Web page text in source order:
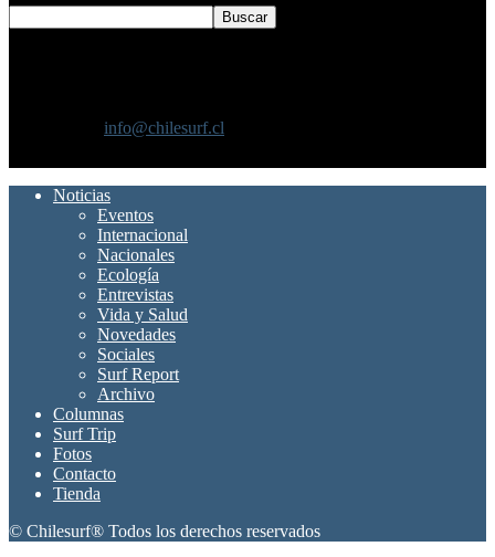
info@chilesurf.cl
Noticias
Eventos
Internacional
Nacionales
Ecología
Entrevistas
Vida y Salud
Novedades
Sociales
Surf Report
Archivo
Columnas
Surf Trip
Fotos
Contacto
Tienda
© Chilesurf® Todos los derechos reservados